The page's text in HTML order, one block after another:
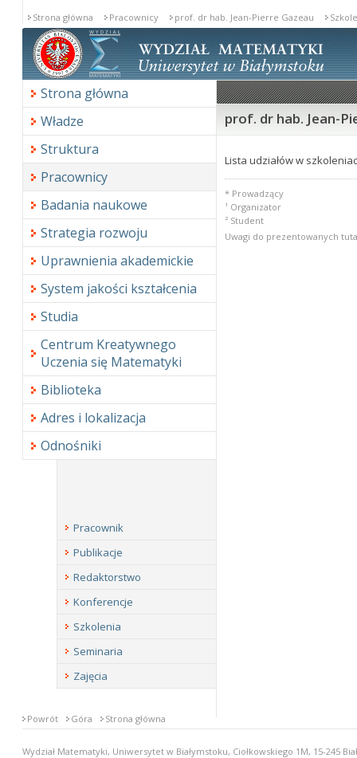
Strona główna Pracownicy prof. dr hab. Jean-Pierre Gazeau
Strona główna
Władze
Struktura
Pracownicy
Badania naukowe
Strategia rozwoju
Uprawnienia akademickie
System jakości kształcenia
Studia
Centrum Kreatywnego
Uczenia się Matematyki
Biblioteka
Adres i lokalizacja
Odnośniki
prof. dr hab. Jean-
Lista udziałów w
* Prowadzący
¹ Organizator
² Student
Uwagi do prezentowanych
Pracownik
Publikacje
Redaktorstwo
Konferencje
Szkolenia
Seminaria
Zajęcia
Powrót Góra Strona główna
Wydział Matematyki, Uniwersytet w Białymstoku, Ciołkowskiego 1M, 15-245